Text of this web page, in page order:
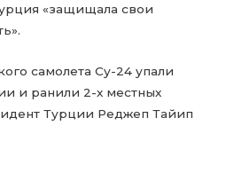
«защищала свои
самолета Су-24 упали
и ранили 2-х местных
Турции Реджеп Тайип